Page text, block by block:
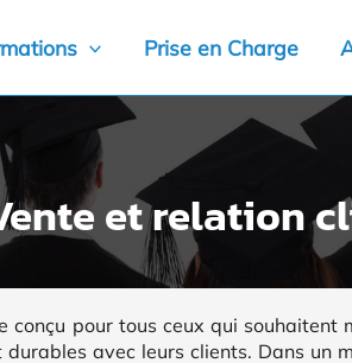
Prise en Charge
et relation
pour tous ceux qui souhaitent
avec leurs clients. Dans un